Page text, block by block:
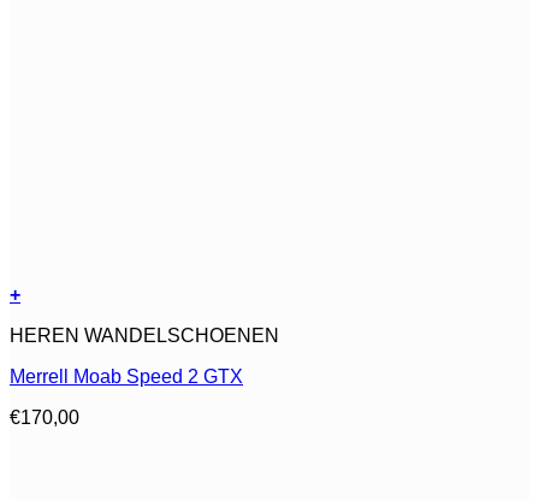
+
product
meerdere
Deze
HEREN WANDELSCHOENEN
Merrell Moab Speed 2 GTX
€170,00